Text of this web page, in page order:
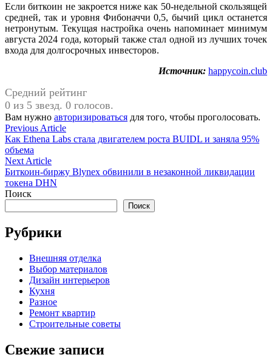
Если биткоин не закроется ниже как 50-недельной скользящей
средней, так и уровня Фибоначчи 0,5, бычий цикл останется
нетронутым. Текущая настройка очень напоминает минимум
августа 2024 года, который также стал одной из лучших точек
входа для долгосрочных инвесторов.
Источник: happycoin.club
Средний рейтинг
0 из 5 звезд. 0 голосов.
Вам нужно авторизироваться для того, чтобы проголосовать.
Навигация
по
записям
Previous ArticlePrevious
article:
Как Ethena Labs стала двигателем роста BUIDL и заняла 95%
объема
Next ArticleNext
article:
Биткоин-биржу Blynex обвинили в незаконной ликвидации
токена DHN
Поиск
Поиск
Рубрики
Внешняя отделка
Выбор материалов
Дизайн интерьеров
Кухня
Разное
Ремонт квартир
Строительные советы
Свежие записи